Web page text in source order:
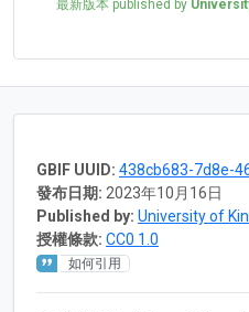
最新版本 published by
GBIF UUID: 438cb683-7d8e-
發布日期: 2023年10月16日
Published by: University of
授權條款: CC0 1.0
如何引用